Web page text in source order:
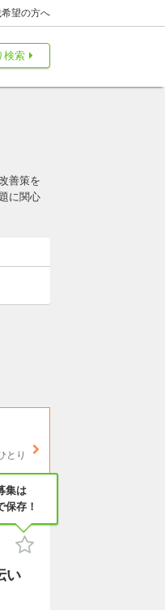
望の方へ
検索
善策を
に関心
とり
集は
保存！
い